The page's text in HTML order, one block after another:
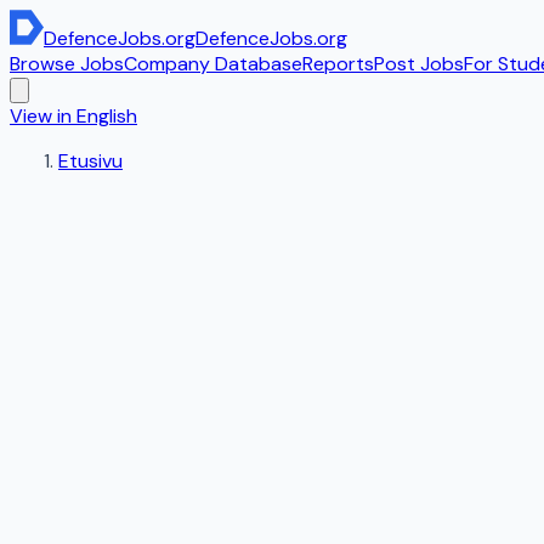
DefenceJobs.orgDefenceJobs.org
Browse JobsCompany DatabaseReportsPost JobsFor
View in English
Etusivu